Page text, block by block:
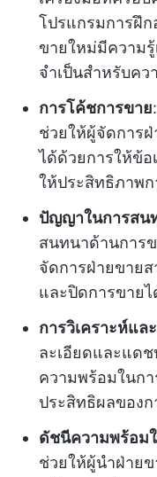
โปรแกรมการฝึ
ขายใหม่มีความ
จำเป็นสำหรับคว
การโค้ชการขาย
ช่วยให้ผู้จัดการ
ได้ด้วยการให้ข้อ
ให้ประสิทธิภาพ
ปัญญาในการสน
สนทนาด้านการ
จัดการฝ่ายขายส
และปิดการขายไ
การวิเคราะห์แล
ละเอียดและแด
ความพร้อมในก
ประสิทธิผลของ
ดัชนีความพร้อม
ช่วยให้ผู้นำฝ่าย